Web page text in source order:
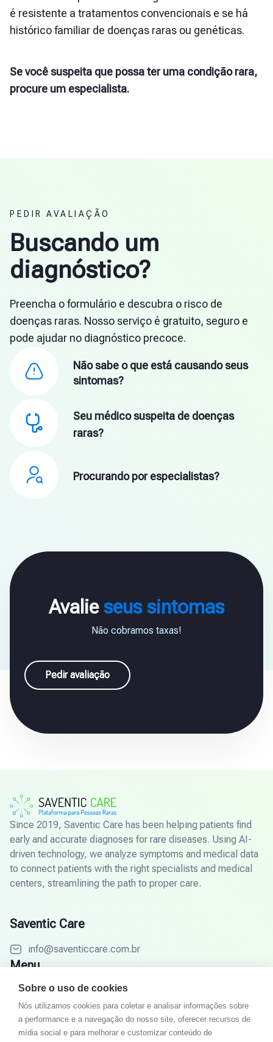
Sobre o uso de cookies
Nós utilizamos cookies para coletar e analisar informações sobre
a performance e a navegação do nosso site, oferecer recursos de
mídia social e para melhorar e customizar conteúdo de
é resistente a tratamentos convencionais e se há
histórico familiar de doenças raras ou genéticas.
Se você suspeita que possa ter uma condição rara,
procure um especialista.
PEDIR AVALIAÇÃO
Buscando um
diagnóstico?
Preencha o formulário e descubra o risco de
doenças raras. Nosso serviço é gratuito, seguro e
pode ajudar no diagnóstico precoce.
Não sabe o que está causando seus
sintomas?
Seu médico suspeita de doenças
raras?
Procurando por especialistas?
Avalie seus sintomas
Não cobramos taxas!
Pedir avaliação
Since 2019, Saventic Care has been helping patients find
early and accurate diagnoses for rare diseases. Using AI-
driven technology, we analyze symptoms and medical data
to connect patients with the right specialists and medical
centers, streamlining the path to proper care.
Saventic Care
info@saventiccare.com.br
Menu
Objetivos
Especialistas